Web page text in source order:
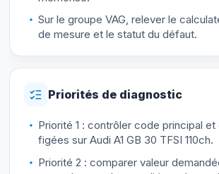
Sur le groupe VAG, relever le
de mesure et le statut du défaut.
Priorités de diagnostic
Priorité 1 : contrôler code principal et
figées sur Audi A1 GB 30 TFSI 110ch.
Priorité 2 : comparer valeur